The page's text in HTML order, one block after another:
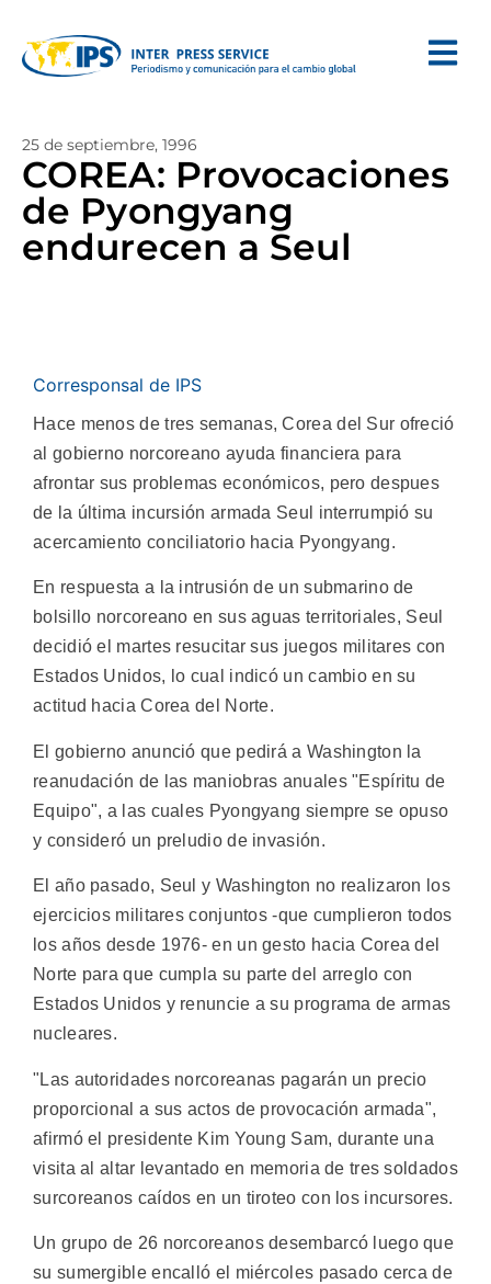
25 de septiembre, 1996
COREA: Provocaciones
de Pyongyang
endurecen a Seul
Corresponsal de IPS
Hace menos de tres semanas, Corea del Sur ofreció
al gobierno norcoreano ayuda financiera para
afrontar sus problemas económicos, pero despues
de la última incursión armada Seul interrumpió su
acercamiento conciliatorio hacia Pyongyang.
En respuesta a la intrusión de un submarino de
bolsillo norcoreano en sus aguas territoriales, Seul
decidió el martes resucitar sus juegos militares con
Estados Unidos, lo cual indicó un cambio en su
actitud hacia Corea del Norte.
El gobierno anunció que pedirá a Washington la
reanudación de las maniobras anuales "Espíritu de
Equipo", a las cuales Pyongyang siempre se opuso
y consideró un preludio de invasión.
El año pasado, Seul y Washington no realizaron los
ejercicios militares conjuntos -que cumplieron todos
los años desde 1976- en un gesto hacia Corea del
Norte para que cumpla su parte del arreglo con
Estados Unidos y renuncie a su programa de armas
nucleares.
"Las autoridades norcoreanas pagarán un precio
proporcional a sus actos de provocación armada",
afirmó el presidente Kim Young Sam, durante una
visita al altar levantado en memoria de tres soldados
surcoreanos caídos en un tiroteo con los incursores.
Un grupo de 26 norcoreanos desembarcó luego que
su sumergible encalló el miércoles pasado cerca de